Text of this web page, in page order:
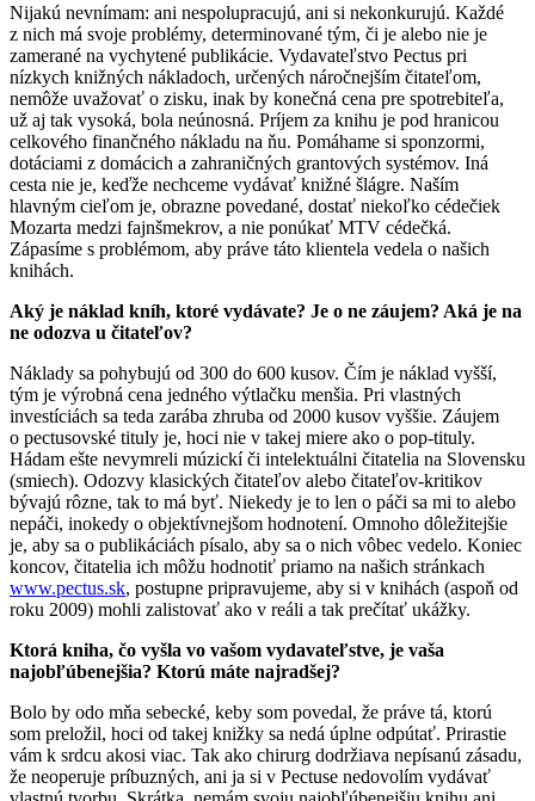
Nijakú nevnímam: ani nespolupracujú, ani si nekonkurujú. Každé
z nich má svoje problémy, determinované tým, či je alebo nie je
zamerané na vychytené publikácie. Vydavateľstvo Pectus pri
nízkych knižných nákladoch, určených náročnejším čitateľom,
nemôže uvažovať o zisku, inak by konečná cena pre spotrebiteľa,
už aj tak vysoká, bola neúnosná. Príjem za knihu je pod hranicou
celkového finančného nákladu na ňu. Pomáhame si sponzormi,
dotáciami z domácich a zahraničných grantových systémov. Iná
cesta nie je, keďže nechceme vydávať knižné šlágre. Naším
hlavným cieľom je, obrazne povedané, dostať niekoľko cédečiek
Mozarta medzi fajnšmekrov, a nie ponúkať MTV cédečká.
Zápasíme s problémom, aby práve táto klientela vedela o našich
knihách.
Aký je náklad kníh, ktoré vydávate? Je o ne záujem? Aká je na
ne odozva u čitateľov?
Náklady sa pohybujú od 300 do 600 kusov. Čím je náklad vyšší,
tým je výrobná cena jedného výtlačku menšia. Pri vlastných
investíciách sa teda zarába zhruba od 2000 kusov vyššie. Záujem
o pectusovské tituly je, hoci nie v takej miere ako o pop-tituly.
Hádam ešte nevymreli múzickí či intelektuálni čitatelia na Slovensku
(smiech). Odozvy klasických čitateľov alebo čitateľov-kritikov
bývajú rôzne, tak to má byť. Niekedy je to len o páči sa mi to alebo
nepáči, inokedy o objektívnejšom hodnotení. Omnoho dôležitejšie
je, aby sa o publikáciách písalo, aby sa o nich vôbec vedelo. Koniec
koncov, čitatelia ich môžu hodnotiť priamo na našich stránkach
www.pectus.sk, postupne pripravujeme, aby si v knihách (aspoň od
roku 2009) mohli zalistovať ako v reáli a tak prečítať ukážky.
Ktorá kniha, čo vyšla vo vašom vydavateľstve, je vaša
najobľúbenejšia? Ktorú máte najradšej?
Bolo by odo mňa sebecké, keby som povedal, že práve tá, ktorú
som preložil, hoci od takej knižky sa nedá úplne odpútať. Prirastie
vám k srdcu akosi viac. Tak ako chirurg dodržiava nepísanú zásadu,
že neoperuje príbuzných, ani ja si v Pectuse nedovolím vydávať